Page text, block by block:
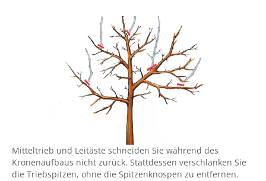
Mitteltrieb und Leitäste schneiden Sie während des
Kronenaufbaus nicht zurück. Stattdessen verschlanken Sie
die Triebspitzen, ohne die Spitzenknospen zu entfernen.